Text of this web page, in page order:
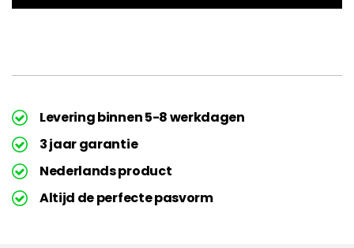
Levering binnen 5-8 werkdagen
3 jaar garantie
Nederlands product
Altijd de perfecte pasvorm